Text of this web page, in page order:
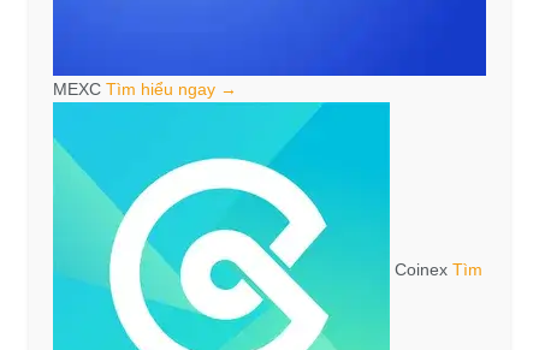
MEXC Tìm hiểu ngay →
Coinex Tìm